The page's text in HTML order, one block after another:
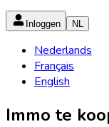
Inloggen NL
Nederlands
Français
English
Immo te